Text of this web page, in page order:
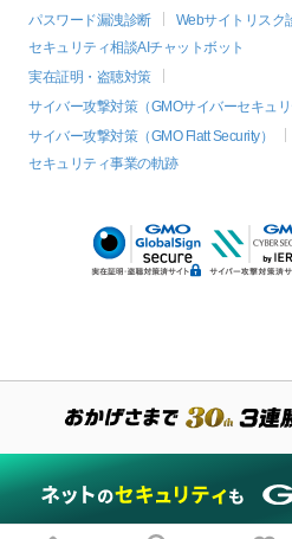
パスワード漏洩診断
Webサイトリスク
セキュリティ相談AIチャットボット
実在証明・盗聴対策
サイバー攻撃対策（GMOサイバーセキュリ
サイバー攻撃対策（GMO Flatt Security）
セキュリティ事業の軌跡